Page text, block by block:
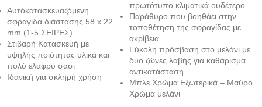
Αυτόκατασκευαζόμενη
σφραγίδα διάστασης 58 x 22
mm (1-5 ΣΕΙΡΕΣ)
Στιβαρή Κατασκευή με
υψηλής ποιότητας υλικά και
πολύ ελαφρύ σασί
Ιδανική για σκληρή χρήση
πρωτότυπο κλιματικά ουδέτερο
Παράθυρο που βοηθάει στην
τοποθέτηση της σφραγίδας με
ακρίβεια
Εύκολη πρόσβαση στο μελάνι με
δύο ζώνες λαβής για καθάρισμα
αντικατάσταση
Μπλε Χρώμα Εξωτερικά – Μαύρο
Χρώμα μελάνι